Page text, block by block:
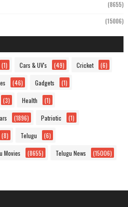
(8655)
(15006)
(1) Cars & UV's (49) Cricket (6)
(46) Gadgets (1)
(3) Health (1)
(1896) Patriotic (1)
(8) Telugu (6)
Movies (8655) Telugu News (15006)